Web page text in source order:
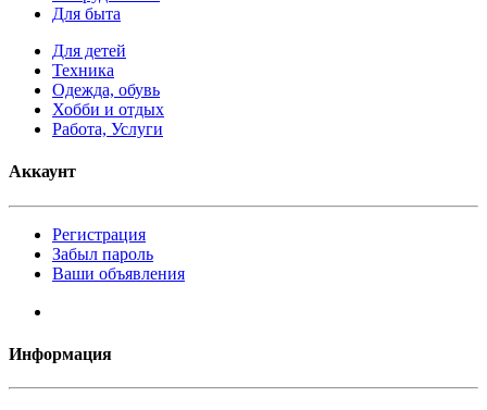
Для быта
Для детей
Техника
Одежда, обувь
Хобби и отдых
Работа, Услуги
Аккаунт
Регистрация
Забыл пароль
Ваши объявления
Информация